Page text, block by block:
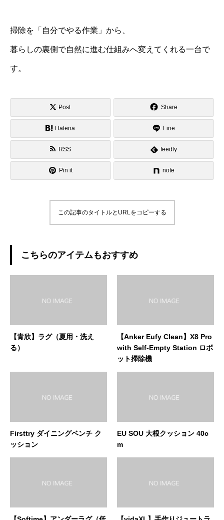
掃除を「自分でやる作業」から、
暮らしの裏側で自然に進む仕組みへ変えてくれる一台で
す。
Post Share
Hatena Line
RSS feedly
Pin it note
この記事のタイトルとURLをコピーする
こちらのアイテムもおすすめ
【青欣】ラグ（夏用・洗え
る）
【Anker Eufy Clean】X8 Pro
with Self-Empty Station ロボ
ット掃除機
Firsttry ダイニングベンチ ク
ッション
EU SOU 大根クッション 40c
m